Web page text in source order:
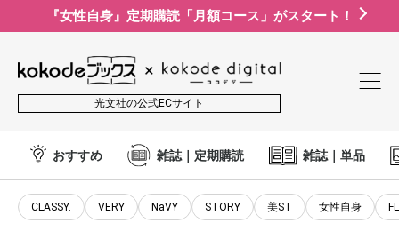
『女性自身』定期購読「月額コース」がスタート！
光文社の公式ECサイト
おすすめ 雑誌｜定期購読 雑誌｜単品
CLASSY. VERY NaVY STORY 美ST 女性自身